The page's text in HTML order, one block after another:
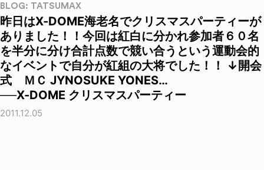
BLOG: TATSUMAX
昨日はX-DOME海老名でクリスマスパーティーが
ありました！！今回は紅白に分かれ参加者６０名
を半分に分け合計点数で競い合うという運動会的
なイベントで自分が紅組の大将でした！！ ↓開会
式 ＭＣ JYNOSUKE YONES…
──X-DOME クリスマスパーティー
2011.12.05